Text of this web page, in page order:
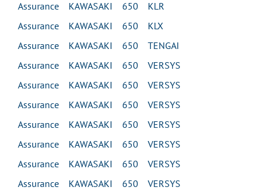
Assurance KAWASAKI 650 KLR
Assurance KAWASAKI 650 KLX
Assurance KAWASAKI 650 TENGAI
Assurance KAWASAKI 650 VERSYS
Assurance KAWASAKI 650 VERSYS
Assurance KAWASAKI 650 VERSYS
Assurance KAWASAKI 650 VERSYS
Assurance KAWASAKI 650 VERSYS
Assurance KAWASAKI 650 VERSYS
Assurance KAWASAKI 650 VERSYS